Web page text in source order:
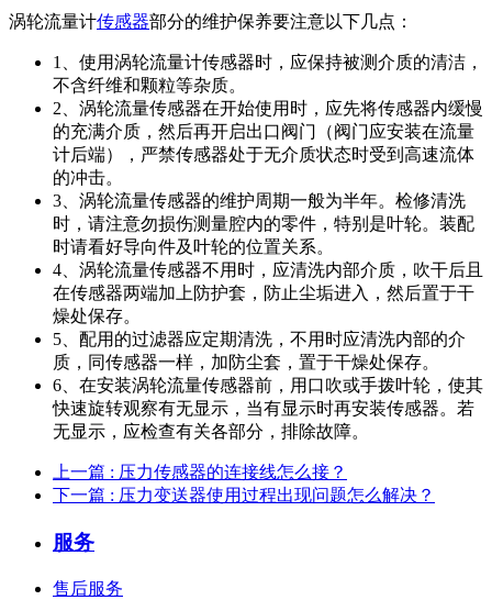
涡轮流量计传感器部分的维护保养要注意以下几点：
1、使用涡轮流量计传感器时，应保持被测介质的清洁，
不含纤维和颗粒等杂质。
2、涡轮流量传感器在开始使用时，应先将传感器内缓慢
的充满介质，然后再开启出口阀门（阀门应安装在流量
计后端），严禁传感器处于无介质状态时受到高速流体
的冲击。
3、涡轮流量传感器的维护周期一般为半年。检修清洗
时，请注意勿损伤测量腔内的零件，特别是叶轮。装配
时请看好导向件及叶轮的位置关系。
4、涡轮流量传感器不用时，应清洗内部介质，吹干后且
在传感器两端加上防护套，防止尘垢进入，然后置于干
燥处保存。
5、配用的过滤器应定期清洗，不用时应清洗内部的介
质，同传感器一样，加防尘套，置于干燥处保存。
6、在安装涡轮流量传感器前，用口吹或手拨叶轮，使其
快速旋转观察有无显示，当有显示时再安装传感器。若
无显示，应检查有关各部分，排除故障。
上一篇 : 压力传感器的连接线怎么接？
下一篇 : 压力变送器使用过程出现问题怎么解决？
服务
售后服务